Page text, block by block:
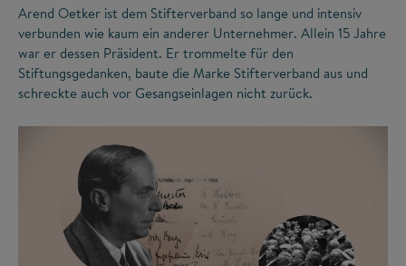
Arend Oetker ist dem Stifterverband so lange und intensiv
verbunden wie kaum ein anderer Unternehmer. Allein 15 Jahre
war er dessen Präsident. Er trommelte für den
Stiftungsgedanken, baute die Marke Stifterverband aus und
schreckte auch vor Gesangseinlagen nicht zurück.